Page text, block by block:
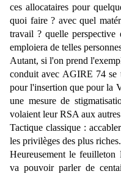
ces allocataires pour
quoi faire ? avec quel
travail ? quelle
emploiera de telles
Autant, si l'on prend
conduit avec AGIRE 74 se
pour l'insertion que pour la
une mesure de
volaient leur RSA aux
Tactique classique :
les privilèges des plus riches.
Heureusement le
va pouvoir parler de